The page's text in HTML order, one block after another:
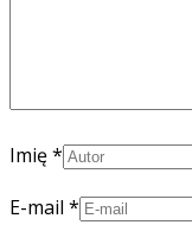
Imię*
E-mail *